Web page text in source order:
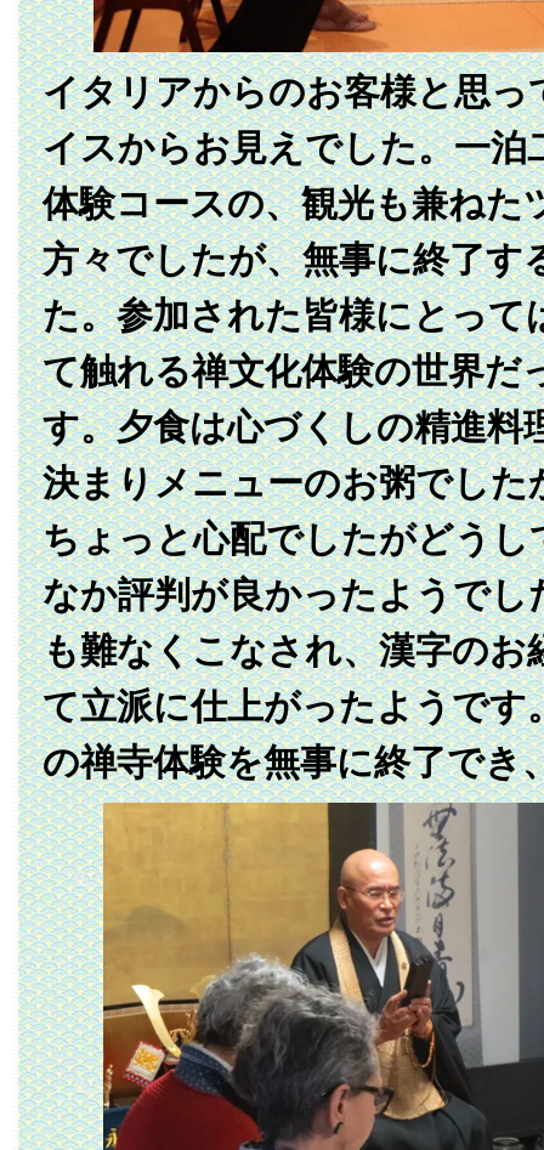
イタリアからのお客様と思っ
イスからお見えでした。一泊
体験コースの、観光も兼ねた
方々でしたが、無事に終了す
た。参加された皆様にとって
て触れる禅文化体験の世界だ
す。夕食は心づくしの精進料
決まりメニューのお粥でした
ちょっと心配でしたがどうし
なか評判が良かったようでし
も難なくこなされ、漢字のお
て立派に仕上がったようです
の禅寺体験を無事に終了でき